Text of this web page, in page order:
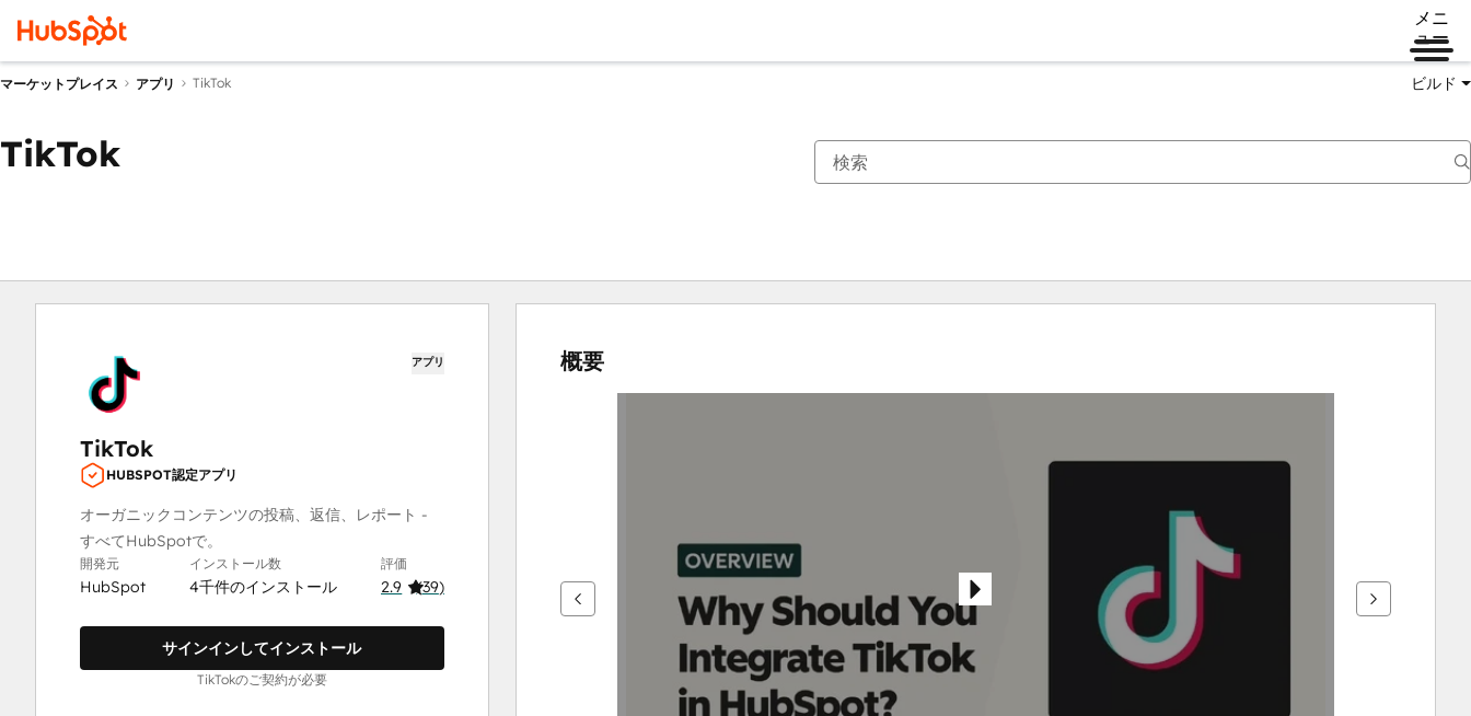
メニ
ュー
マーケットプレイス アプリ TikTok ビルド
TikTok
アプリ
TikTok
HUBSPOT認定アプリ
オーガニックコンテンツの投稿、返信、レポート -
すべてHubSpotで。
開発元
HubSpot
インストール数
4千件のインストール
評価
2.9 (39)
サインインしてインストール
TikTokのご契約が必要
概要
す
る